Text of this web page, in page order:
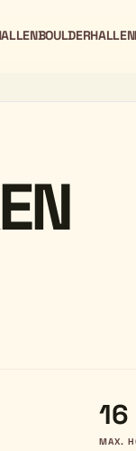
BOULDERHALLEN
16
MAX.